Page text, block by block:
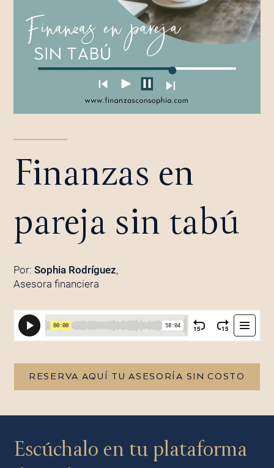
Finanzas en
pareja sin tabú
Por: Sophia Rodríguez,
Asesora financiera
RESERVA AQUÍ TU ASESORÍA SIN COSTO
Escúchalo en tu plataforma